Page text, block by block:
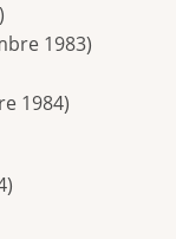
1983)
1984)